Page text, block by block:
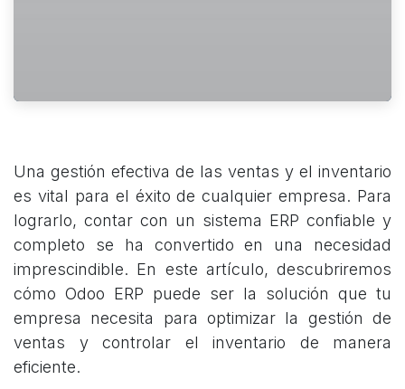
Una gestión efectiva de las ventas y el inventario
es vital para el éxito de cualquier empresa. Para
lograrlo, contar con un sistema ERP confiable y
completo se ha convertido en una necesidad
imprescindible. En este artículo, descubriremos
cómo Odoo ERP puede ser la solución que tu
empresa necesita para optimizar la gestión de
ventas y controlar el inventario de manera
eficiente.